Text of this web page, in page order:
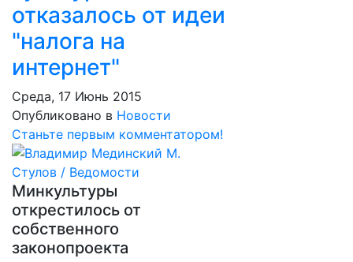
отказалось от идеи
"налога на
интернет"
Среда, 17 Июнь 2015
Опубликовано в Новости
Станьте первым комментатором!
Минкультуры
открестилось от
собственного
законопроекта